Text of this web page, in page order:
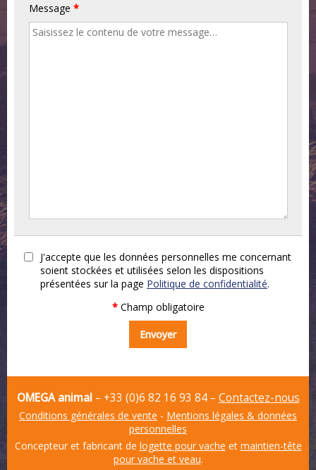
Message *
J'accepte que les données personnelles me concernant
soient stockées et utilisées selon les dispositions
présentées sur la page Politique de confidentialité.
*Champ obligatoire
OMEGA animal– +33 (0)6 82 16 93 84 – Contactez-nous
Conditions générales de vente - Mentions légales & données
personnelles
Concepteur et fabricant de logette pour vache et maintien-tête
pour vache et veau.